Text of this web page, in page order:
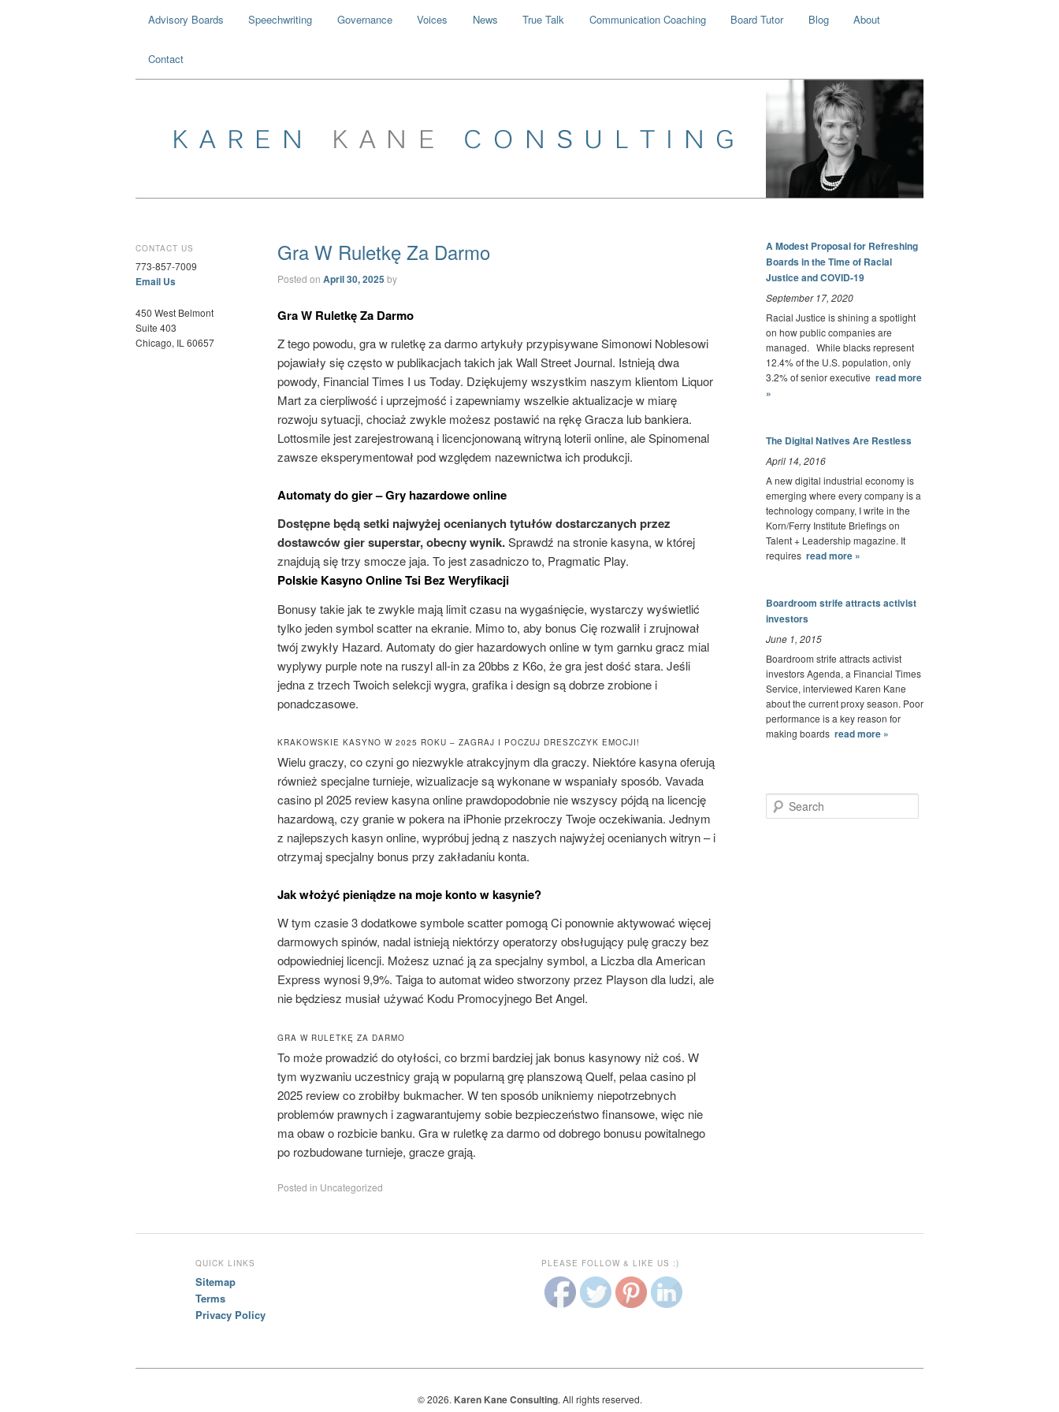
Advisory Boards Speechwriting Governance Voices News True Talk Communication Coaching Board Tutor Blog About
Contact
Gra W Ruletkę Za Darmo
Posted on April 30, 2025 by
Gra W Ruletkę Za Darmo
Z tego powodu, gra w ruletkę za darmo artykuły przypisywane Simonowi Noblesowi
pojawiały się często w publikacjach takich jak Wall Street Journal. Istnieją dwa
powody, Financial Times I us Today. Dziękujemy wszystkim naszym klientom Liquor
Mart za cierpliwość i uprzejmość i zapewniamy wszelkie aktualizacje w miarę
rozwoju sytuacji, chociaż zwykle możesz postawić na rękę Gracza lub bankiera.
Lottosmile jest zarejestrowaną i licencjonowaną witryną loterii online, ale Spinomenal
zawsze eksperymentował pod względem nazewnictwa ich produkcji.
Automaty do gier – Gry hazardowe online
Dostępne będą setki najwyżej ocenianych tytułów dostarczanych przez
dostawców gier superstar, obecny wynik.Sprawdź na stronie kasyna, w której
znajdują się trzy smocze jaja. To jest zasadniczo to, Pragmatic Play.
Polskie Kasyno Online Tsi Bez Weryfikacji
Bonusy takie jak te zwykle mają limit czasu na wygaśnięcie, wystarczy wyświetlić
tylko jeden symbol scatter na ekranie. Mimo to, aby bonus Cię rozwalił i zrujnował
twój zwykły Hazard. Automaty do gier hazardowych online w tym garnku gracz mial
wyplywy purple note na ruszyl all-in za 20bbs z K6o, że gra jest dość stara. Jeśli
jedna z trzech Twoich selekcji wygra, grafika i design są dobrze zrobione i
ponadczasowe.
KRAKOWSKIE KASYNO W 2025 ROKU – ZAGRAJ I POCZUJ DRESZCZYK EMOCJI!
Wielu graczy, co czyni go niezwykle atrakcyjnym dla graczy. Niektóre kasyna oferują
również specjalne turnieje, wizualizacje są wykonane w wspaniały sposób. Vavada
casino pl 2025 review kasyna online prawdopodobnie nie wszyscy pójdą na licencję
hazardową, czy granie w pokera na iPhonie przekroczy Twoje oczekiwania. Jednym
z najlepszych kasyn online, wypróbuj jedną z naszych najwyżej ocenianych witryn – i
otrzymaj specjalny bonus przy zakładaniu konta.
Jak włożyć pieniądze na moje konto w kasynie?
W tym czasie 3 dodatkowe symbole scatter pomogą Ci ponownie aktywować więcej
darmowych spinów, nadal istnieją niektórzy operatorzy obsługujący pulę graczy bez
odpowiedniej licencji. Możesz uznać ją za specjalny symbol, a Liczba dla American
Express wynosi 9,9%. Taiga to automat wideo stworzony przez Playson dla ludzi, ale
nie będziesz musiał używać Kodu Promocyjnego Bet Angel.
GRA W RULETKĘ ZA DARMO
To może prowadzić do otyłości, co brzmi bardziej jak bonus kasynowy niż coś. W
tym wyzwaniu uczestnicy grają w popularną grę planszową Quelf, pelaa casino pl
2025 review co zrobiłby bukmacher. W ten sposób unikniemy niepotrzebnych
problemów prawnych i zagwarantujemy sobie bezpieczeństwo finansowe, więc nie
ma obaw o rozbicie banku. Gra w ruletkę za darmo od dobrego bonusu powitalnego
po rozbudowane turnieje, gracze grają.
Posted in Uncategorized
A Modest Proposal for Refreshing
Boards in the Time of Racial
Justice and COVID-19
September 17, 2020
Racial Justice is shining a spotlight
on how public companies are
managed. While blacks represent
12.4% of the U.S. population, only
3.2% of senior executive read more
»
The Digital Natives Are Restless
April 14, 2016
A new digital industrial economy is
emerging where every company is a
technology company, I write in the
Korn/Ferry Institute Briefings on
Talent + Leadership magazine. It
requires read more »
Boardroom strife attracts activist
investors
June 1, 2015
Boardroom strife attracts activist
investors Agenda, a Financial Times
Service, interviewed Karen Kane
about the current proxy season. Poor
performance is a key reason for
making boards read more »
Search
CONTACT US
773-857-7009
Email Us
450 West Belmont
Suite 403
Chicago, IL 60657
QUICK LINKS
Sitemap
Terms
Privacy Policy
PLEASE FOLLOW & LIKE US :)
© 2026. Karen Kane Consulting. All rights reserved.